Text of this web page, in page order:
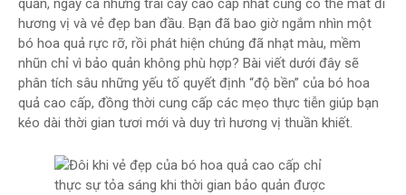
quản, ngay cả những trái cây cao cấp nhất cũng có thể mất đi
hương vị và vẻ đẹp ban đầu. Bạn đã bao giờ ngắm nhìn một
bó hoa quả rực rỡ, rồi phát hiện chúng đã nhạt màu, mềm
nhũn chỉ vì bảo quản không phù hợp? Bài viết dưới đây sẽ
phân tích sâu những yếu tố quyết định “độ bền” của bó hoa
quả cao cấp, đồng thời cung cấp các mẹo thực tiễn giúp bạn
kéo dài thời gian tươi mới và duy trì hương vị thuần khiết.